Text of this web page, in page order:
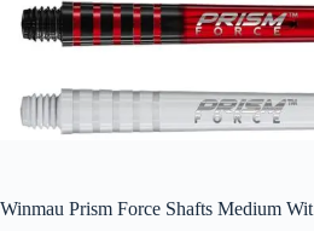
Winmau Prism Force Shafts Medium Wit